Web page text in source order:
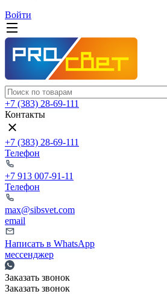
Войти
+7 (383) 28-69-111
Контакты
+7 (383) 28-69-111
Телефон
+7 913 007-91-11
Телефон
max@sibsvet.com
email
Написать в WhatsApp
мессенджер
Заказать звонок
Заказать звонок